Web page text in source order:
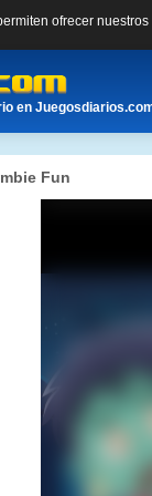
ofrecer
en
Fun